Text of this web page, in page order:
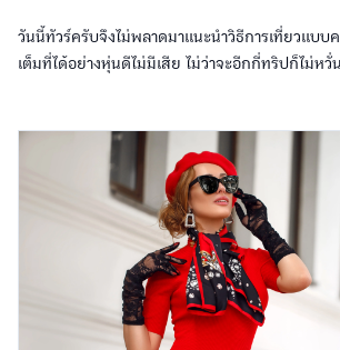
วันนี้ทัวร์ครับจึงไม่พลาดมาแนะนำวิธีการเที่ยวแบบ
เต็มที่ได้อย่างหุ่นดีไม่มีเสีย ไม่ว่าจะอีกกี่ทริปก็ไม่หวั่